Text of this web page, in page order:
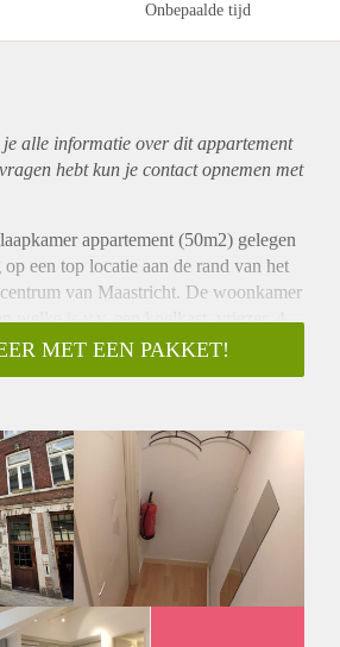
Onbepaalde tijd
alle informatie over ditappartement
hebt kun je contact opnemen met
appartement (50m2) gelegen
een top locatie aan de rand van het
van Maastricht. De woonkamer
welke is v.v. een koelkast, vriezer, 4
en kleine vaatwasser. De
opzet en aan de achterzijde van het
bergruimte. Het gehele appartement is
en airconditioning.
woningdelers.
voorzijn van schuine wanden.
van boven de 1.90m
MET EEN PAKKET!